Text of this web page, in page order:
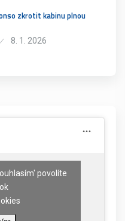
zkrotit kabinu plnou
8. 1. 2026
povolíte